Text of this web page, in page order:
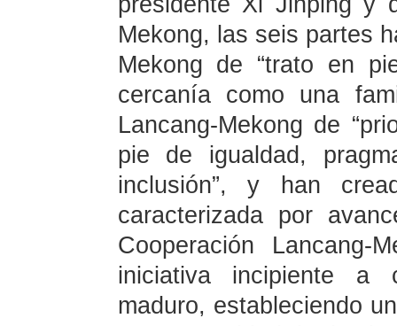
Mekong, las seis partes
Mekong de “trato en
cercanía como una
Lancang-Mekong de
pie de igualdad,
inclusión”, y han
caracterizada por
Cooperación
iniciativa incipiente a
maduro, estableciendo